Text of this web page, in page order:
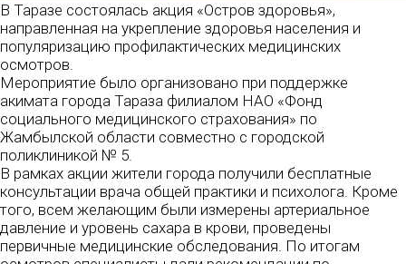
В Таразе состоялась акция «Остров здоровья»,
направленная на укрепление здоровья населения и
популяризацию профилактических медицинских
осмотров.
Мероприятие было организовано при поддержке
акимата города Тараза филиалом НАО «Фонд
социального медицинского страхования» по
Жамбылской области совместно с городской
поликлиникой № 5.
В рамках акции жители города получили бесплатные
консультации врача общей практики и психолога. Кроме
того, всем желающим были измерены артериальное
давление и уровень сахара в крови, проведены
первичные медицинские обследования. По итогам